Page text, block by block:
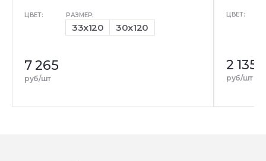
ЦВЕТ: РАЗМЕР:
33x120 30x120
7 265
руб/шт
ЦВЕТ:
2 135
руб/шт